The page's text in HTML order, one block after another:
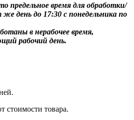
предельное время для обработки/
день до 17:30 с понедельника по
в нерабочее время,
рабочий день.
стоимости товара.